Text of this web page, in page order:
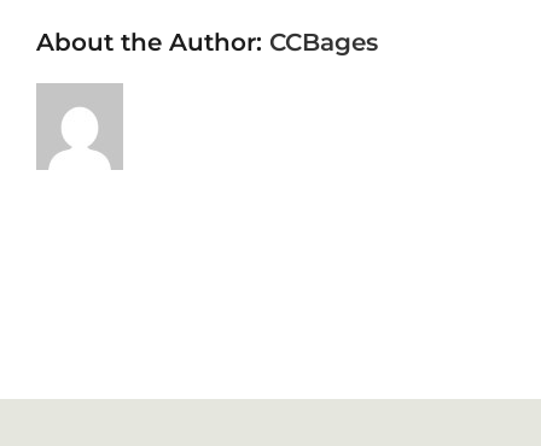
About the Author: CCBages